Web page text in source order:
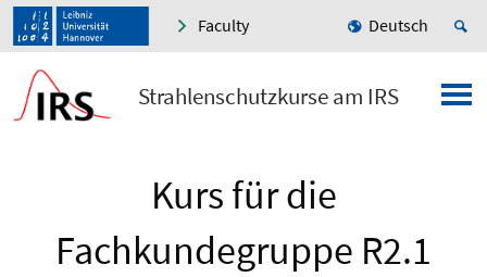
Faculty Deutsch
Strahlenschutzkurse am IRS
Kurs für die
Fachkundegruppe R2.1